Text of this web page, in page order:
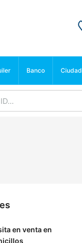
Banco Ciudad
en venta en